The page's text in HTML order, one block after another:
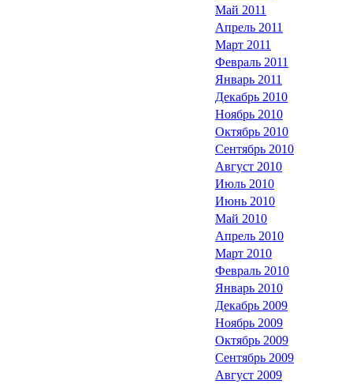
Май 2011
Апрель 2011
Март 2011
Февраль 2011
Январь 2011
Декабрь 2010
Ноябрь 2010
Октябрь 2010
Сентябрь 2010
Август 2010
Июль 2010
Июнь 2010
Май 2010
Апрель 2010
Март 2010
Февраль 2010
Январь 2010
Декабрь 2009
Ноябрь 2009
Октябрь 2009
Сентябрь 2009
Август 2009